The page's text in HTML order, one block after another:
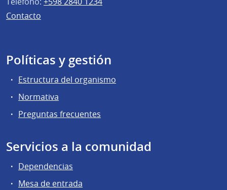
Contacto
Políticas y gestión
Estructura del organismo
Normativa
Preguntas frecuentes
Servicios a la comunidad
Dependencias
Mesa de entrada